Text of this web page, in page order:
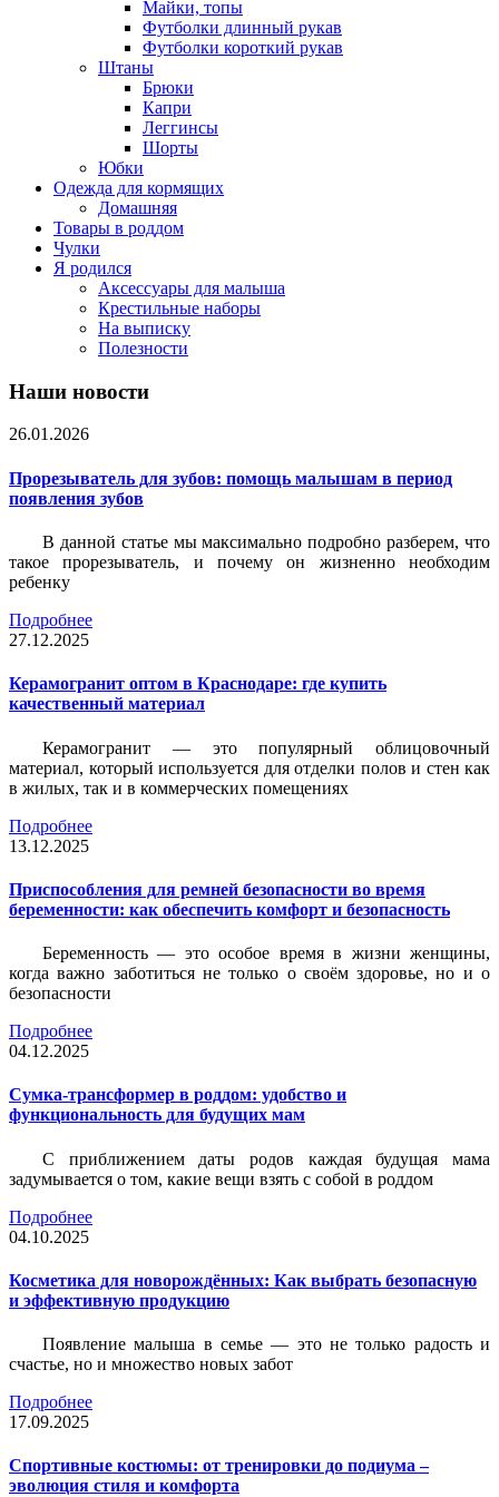
Майки, топы
Футболки длинный рукав
Футболки короткий рукав
Штаны
Брюки
Капри
Леггинсы
Шорты
Юбки
Одежда для кормящих
Домашняя
Товары в роддом
Чулки
Я родился
Аксессуары для малыша
Крестильные наборы
На выписку
Полезности
Наши новости
26.01.2026
Прорезыватель для зубов: помощь малышам в период
появления зубов
В данной статье мы максимально подробно разберем, что
такое прорезыватель, и почему он жизненно необходим
ребенку
Подробнее
27.12.2025
Керамогранит оптом в Краснодаре: где купить
качественный материал
Керамогранит — это популярный облицовочный
материал, который используется для отделки полов и стен как
в жилых, так и в коммерческих помещениях
Подробнее
13.12.2025
Приспособления для ремней безопасности во время
беременности: как обеспечить комфорт и безопасность
Беременность — это особое время в жизни женщины,
когда важно заботиться не только о своём здоровье, но и о
безопасности
Подробнее
04.12.2025
Сумка-трансформер в роддом: удобство и
функциональность для будущих мам
С приближением даты родов каждая будущая мама
задумывается о том, какие вещи взять с собой в роддом
Подробнее
04.10.2025
Косметика для новорождённых: Как выбрать безопасную
и эффективную продукцию
Появление малыша в семье — это не только радость и
счастье, но и множество новых забот
Подробнее
17.09.2025
Спортивные костюмы: от тренировки до подиума –
эволюция стиля и комфорта